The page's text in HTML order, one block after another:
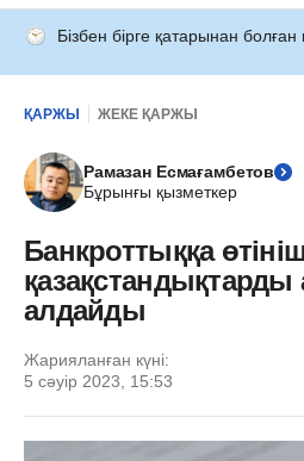
Бізбен бірге қатарынан болған
ҚАРЖЫ ЖЕКЕ ҚАРЖЫ
Рамазан Есмағамбетов
Бұрынғы қызметкер
Банкроттыққа өтініш
қазақстандықтарды
алдайды
Жарияланған күні:
5 сәуір 2023, 15:53